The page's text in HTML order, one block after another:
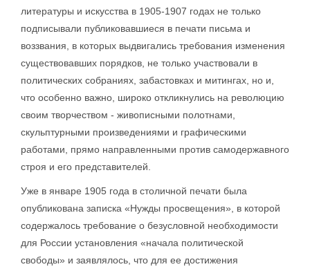
литературы и искусства в 1905-1907 годах не только
подписывали публиковавшиеся в печати письма и
воззвания, в которых выдвигались требования изменения
существовавших порядков, не только участвовали в
политических собраниях, забастовках и митингах, но и,
что особенно важно, широко откликнулись на революцию
своим творчеством - живописными полотнами,
скульптурными произведениями и графическими
работами, прямо направленными против самодержавного
строя и его представителей.
Уже в январе 1905 года в столичной печати была
опубликована записка «Нужды просвещения», в которой
содержалось требование о безусловной необходимости
для России установления «начала политической
свободы» и заявлялось, что для ее достижения